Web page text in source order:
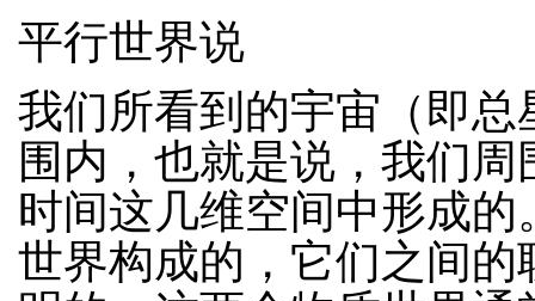
平行世界说
我们所看到的宇宙（即
围内，也就是说，我们
时间这几维空间中形成
世界构成的，它们之间